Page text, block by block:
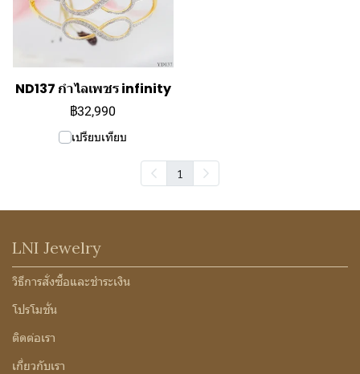
ND137 กำไลเพชร infinity
฿32,990
เปรียบเทียบ
1
LNI Jewelry
วิธีการสั่งซื้อและชำระเงิน
โปรโมชั่น
ติดต่อเรา
เกี่ยวกับเรา